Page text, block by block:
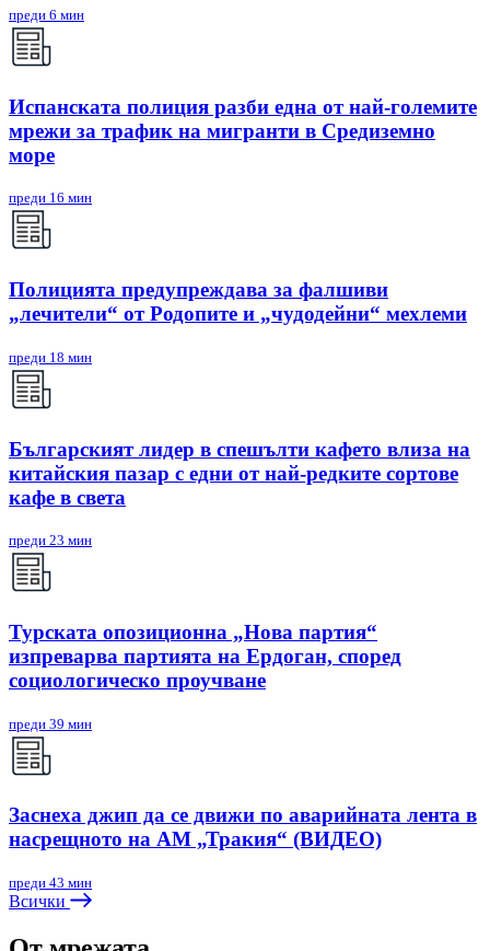
преди 6 мин
Испанската полиция разби една от най-големите
мрежи за трафик на мигранти в Средиземно
море
преди 16 мин
Полицията предупреждава за фалшиви
„лечители“ от Родопите и „чудодейни“ мехлеми
преди 18 мин
Българският лидер в спешълти кафето влиза на
китайския пазар с едни от най-редките сортове
кафе в света
преди 23 мин
Турската опозиционна „Нова партия“
изпреварва партията на Ердоган, според
социологическо проучване
преди 39 мин
Заснеха джип да се движи по аварийната лента в
насрещното на АМ „Тракия“ (ВИДЕО)
преди 43 мин
Всички